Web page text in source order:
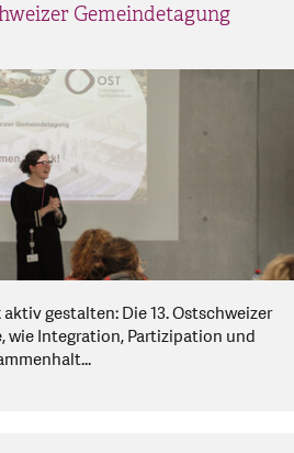
Gemeindetagung
gestalten: Die 13. Ostschweizer
wie Integration, Partizipation und